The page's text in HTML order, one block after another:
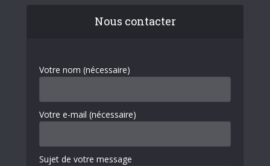
Nous contacter
Votre nom (nécessaire)
Votre e-mail (nécessaire)
Sujet de votre message